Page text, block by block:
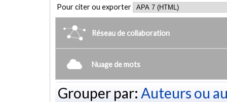
Pour citer ou exporter
Réseau de collaboration
Nuage de mots
Grouper par: Auteurs ou